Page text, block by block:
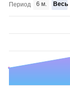
Период 6 м. Весь